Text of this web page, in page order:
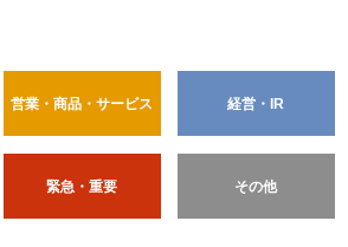
営業・商品・サービス 経営・IR
緊急・重要 その他